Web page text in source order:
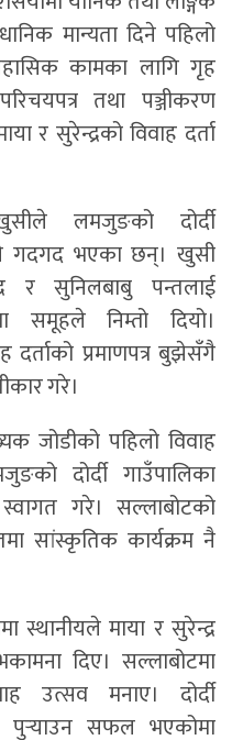
मान्यता दिने पहिलो
कामका लागि गृह
तथा पञ्जीकरण
र सुरेन्द्रको विवाह दर्ता
लमजुङको दोर्दी
गदगद भएका छन्। खुसी
र सुनिलबाबु पन्तलाई
समूहले निम्तो दियो।
दर्ताको प्रमाणपत्र बुझेसँगै
गरे।
जोडीको पहिलो विवाह
दोर्दी गाउँपालिका
गरे। सल्लाबोटको
सांस्कृतिक कार्यक्रम नै
स्थानीयले माया र सुरेन्द्र
दिए। सल्लाबोटमा
उत्सव मनाए। दोर्दी
पुर्‍याउन सफल भएकोमा